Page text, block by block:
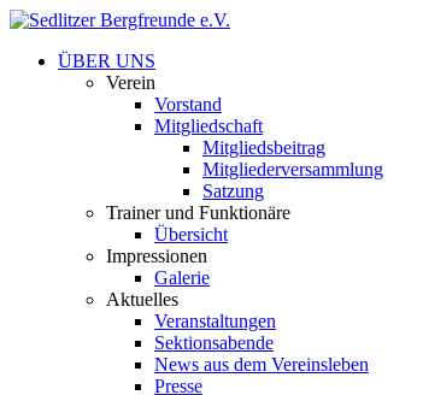
ÜBER UNS
Verein
Vorstand
Mitgliedschaft
Mitgliedsbeitrag
Mitgliederversammlung
Satzung
Trainer und Funktionäre
Übersicht
Impressionen
Galerie
Aktuelles
Veranstaltungen
Sektionsabende
News aus dem Vereinsleben
Presse